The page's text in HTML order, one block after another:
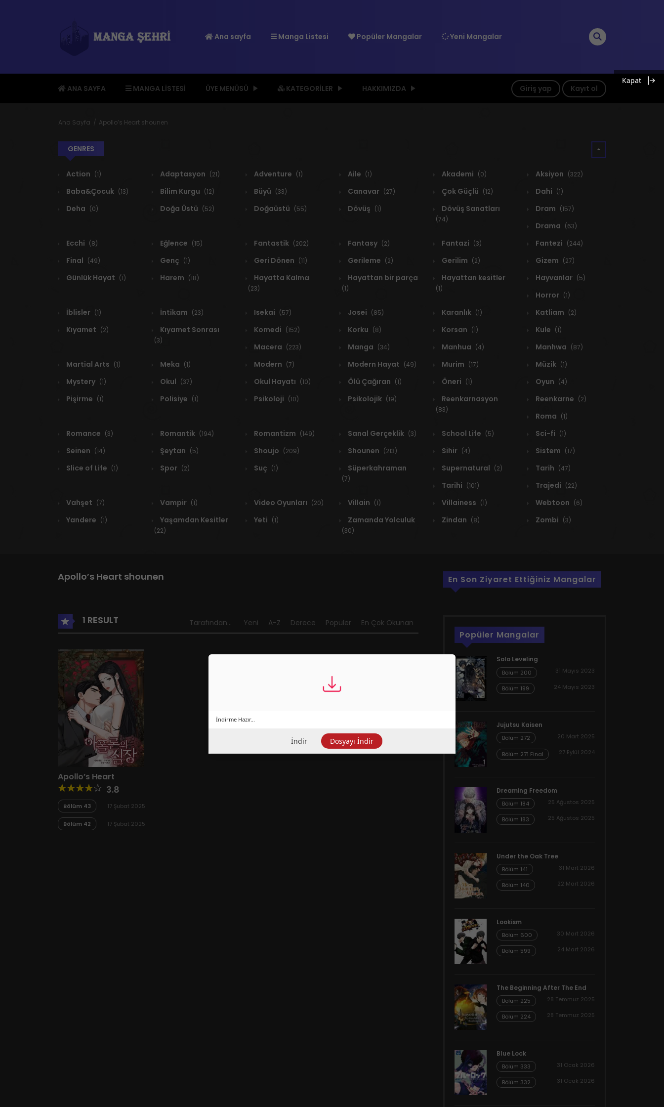
Ana sayfa Manga Listesi Popüler Mangalar Yeni Mangalar
ANA SAYFA MANGA LISTESI ÜYE MENÜSÜ KATEGORILER HAKKIMIZDA Giriş yap Kayıt ol
Ana Sayfa Apollo’s Heart shounen
GENRES
Action (1) Adaptasyon (21) Adventure (1) Aile (1) Akademi (0) Aksiyon (322)
Baba&Çocuk (13) Bilim Kurgu (12) Büyü (33) Canavar (27) Çok Güçlü (12) Dahi (1)
Deha (0) Doğa Üstü (52) Doğaüstü (55) Dövüş (1) Dövüş Sanatları
(74)
Dram (157)
Drama (63)
Ecchi (8) Eğlence (15) Fantastik (202) Fantasy (2) Fantazi (3) Fantezi (244)
Final (49) Genç (1) Geri Dönen (11) Gerileme (2) Gerilim (2) Gizem (27)
Günlük Hayat (1) Harem (18) Hayatta Kalma
(23)
Hayattan bir parça
(1)
Hayattan kesitler
(1)
Hayvanlar (5)
Horror (1)
İblisler (1) İntikam (23) Isekai (57) Josei (85) Karanlık (1) Katliam (2)
Kıyamet (2) Kıyamet Sonrası
(3)
Komedi (152) Korku (8) Korsan (1) Kule (1)
Macera (223) Manga (34) Manhua (4) Manhwa (87)
Martial Arts (1) Meka (1) Modern (7) Modern Hayat (49) Murim (17) Müzik (1)
Mystery (1) Okul (37) Okul Hayatı (10) Ölü Çağıran (1) Öneri (1) Oyun (4)
Pişirme (1) Polisiye (1) Psikoloji (10) Psikolojik (19) Reenkarnasyon
(83)
Reenkarne (2)
Roma (1)
Romance (3) Romantik (194) Romantizm (149) Sanal Gerçeklik (3) School Life (5) Sci-fi (1)
Seinen (14) Şeytan (5) Shoujo (209) Shounen (213) Sihir (4) Sistem (17)
Slice of Life (1) Spor (2) Suç (1) Süperkahraman
(7)
Supernatural (2) Tarih (47)
Tarihi (101) Trajedi (22)
Vahşet (7) Vampir (1) Video Oyunları (20) Villain (1) Villainess (1) Webtoon (6)
Yandere (1) Yaşamdan Kesitler
(22)
Yeti (1) Zamanda Yolculuk
(30)
Zindan (8) Zombi (3)
Apollo’s Heart shounen
1 RESULT Tarafından... Yeni A-Z Derece Popüler En Çok Okunan
Apollo’s Heart
3.8
Bölüm 43 17 Şubat 2025
Bölüm 42 17 Şubat 2025
En Son Ziyaret Ettiğiniz Mangalar
Popüler Mangalar
Solo Leveling
Bölüm 200 31 Mayıs 2023
Bölüm 199 24 Mayıs 2023
Jujutsu Kaisen
Bölüm 272 20 Mart 2025
Bölüm 271 Final 27 Eylül 2024
Dreaming Freedom
Bölüm 184 25 Ağustos 2025
Bölüm 183 25 Ağustos 2025
Under the Oak Tree
Bölüm 141 31 Mart 2026
Bölüm 140 22 Mart 2026
Lookism
Bölüm 600 30 Mart 2026
Bölüm 599 24 Mart 2026
The Beginning After The End
Bölüm 225 28 Temmuz 2025
Bölüm 224 28 Temmuz 2025
Blue Lock
Bölüm 333 31 Ocak 2026
Bölüm 332 31 Ocak 2026
İndirme Hazır...
İndir Dosyayı İndir
Kapat